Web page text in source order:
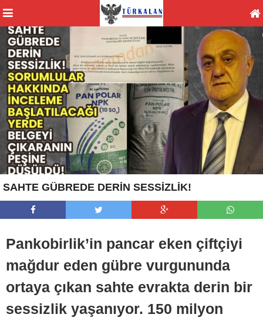
SAHTE GÜBREDE DERİN SESSİZLİK!
Pankobirlik’in pancar eken çiftçiyi
mağdur eden gübre vurgununda
ortaya çıkan sahte evrakta derin bir
sessizlik yaşanıyor. 150 milyon